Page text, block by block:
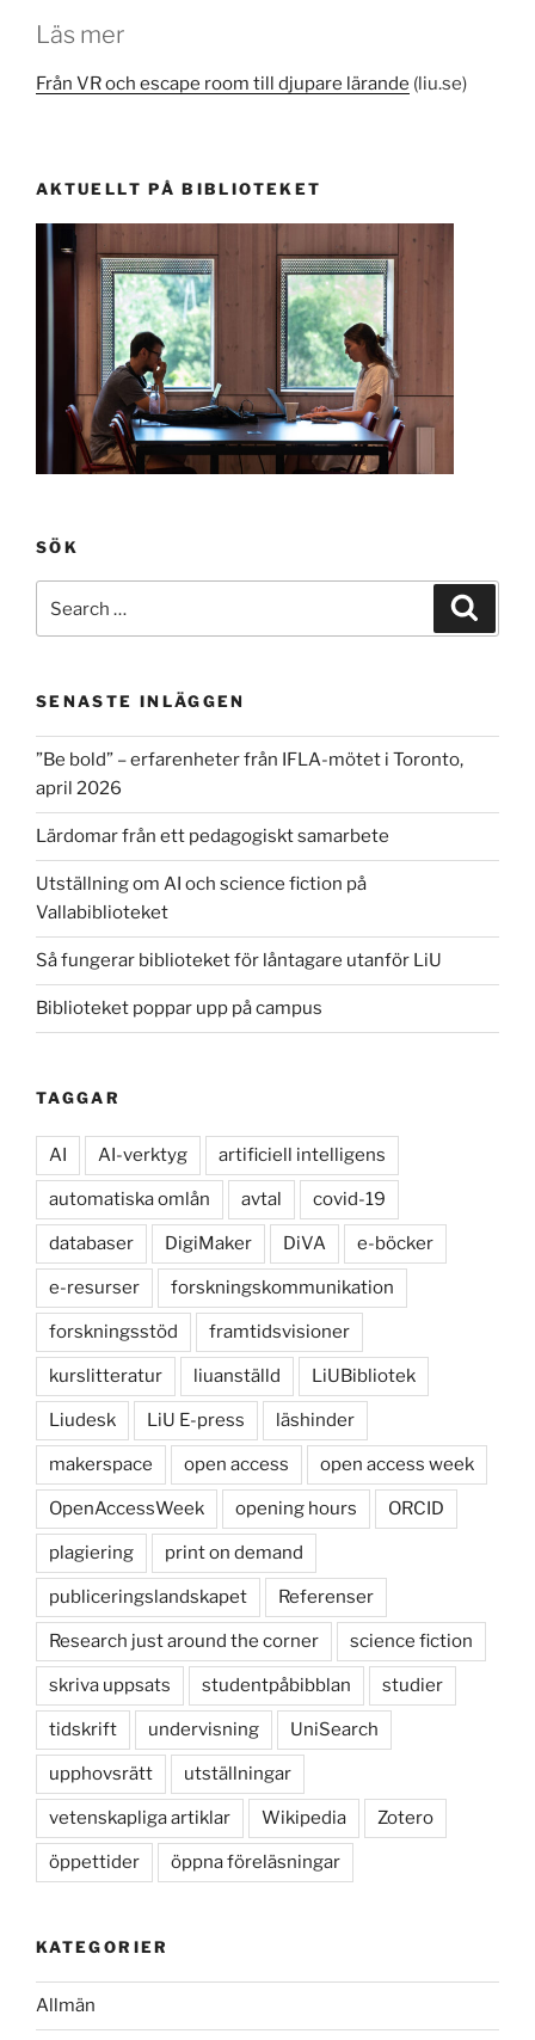
Läs mer
Från VR och escape room till djupare lärande (liu.se)
AKTUELLT PÅ BIBLIOTEKET
SÖK
for:
SENASTE INLÄGGEN
”Be bold” – erfarenheter från IFLA-mötet i Toronto,
april 2026
Lärdomar från ett pedagogiskt samarbete
Utställning om AI och science fiction på
Vallabiblioteket
Så fungerar biblioteket för låntagare utanför LiU
Biblioteket poppar upp på campus
TAGGAR
AI AI-verktyg artificiell intelligens
automatiska omlån avtal covid-19
databaser DigiMaker DiVA e-böcker
e-resurser forskningskommunikation
forskningsstöd framtidsvisioner
kurslitteratur liuanställd LiUBibliotek
Liudesk LiU E-press läshinder
makerspace open access open access week
OpenAccessWeek opening hours ORCID
plagiering print on demand
publiceringslandskapet Referenser
Research just around the corner science fiction
skriva uppsats studentpåbibblan studier
tidskrift undervisning UniSearch
upphovsrätt utställningar
vetenskapliga artiklar Wikipedia Zotero
öppettider öppna föreläsningar
KATEGORIER
Allmän